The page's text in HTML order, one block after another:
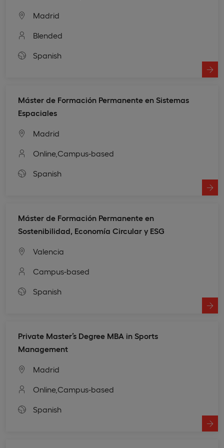
Madrid
Blended
Spanish
Máster de Formación Permanente en Sistemas
Espaciales
Madrid
Online, Campus-based
Spanish
Máster de Formación Permanente en
Sostenibilidad, Economía Circular y ESG
Valencia
Campus-based
Spanish
Private Master’s Degree MBA in Sports
Management
Madrid
Online, Campus-based
Spanish